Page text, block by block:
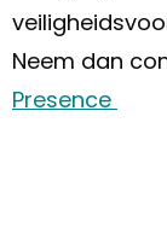
Neem dan
Presence